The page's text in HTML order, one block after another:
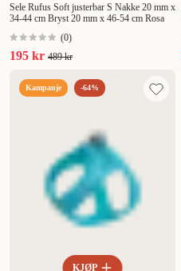
Sele Rufus Soft justerbar S Nakke 20 mm x
34-44 cm Bryst 20 mm x 46-54 cm Rosa
(0)
195 kr 489 kr
Kampanje -64%
KJØP